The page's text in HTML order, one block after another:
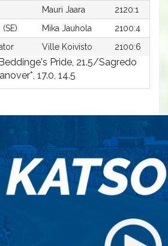
Mauri Jaara
2120:1
Mika Jauhola
2100:4
Ville Koivisto 2100:6
Pride, 21.5/Sagredo
17.0, 14.5